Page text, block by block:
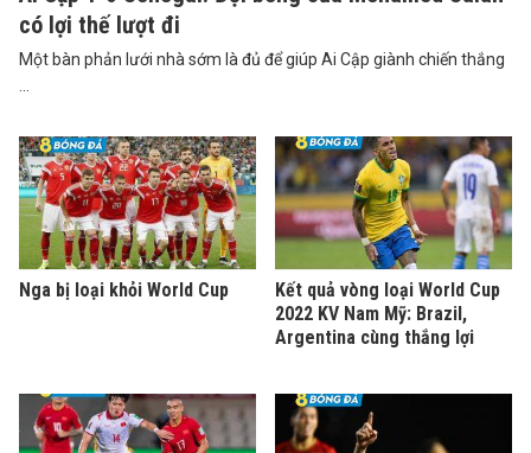
có lợi thế lượt đi
Một bàn phản lưới nhà sớm là đủ để giúp Ai Cập giành chiến thắng
...
Nga bị loại khỏi World Cup
Kết quả vòng loại World Cup
2022 KV Nam Mỹ: Brazil,
Argentina cùng thắng lợi